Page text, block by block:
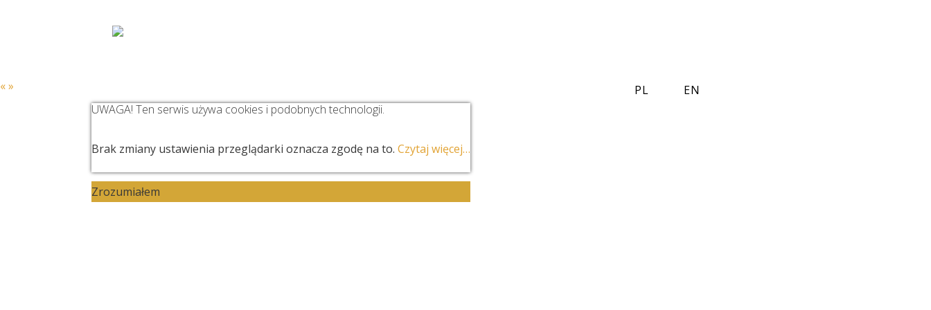
UWAGA! Ten serwis używa cookies i podobnych technologii.
Brak zmiany ustawienia przeglądarki oznacza zgodę na to. Czytaj więcej…
Zrozumiałem
PL EN
«»